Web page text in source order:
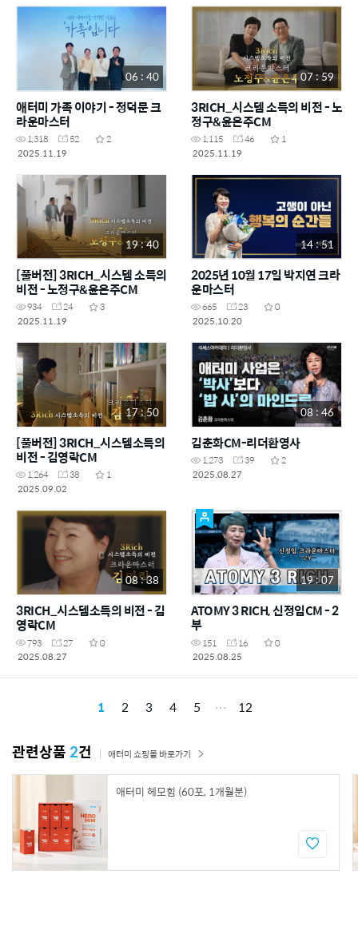
06 : 40
애터미 가족 이야기 - 정덕문 크
라운마스터
1,318 52
2
2025.11.19
07 : 59
3RICH_시스템 소득의 비전 - 노
정구&윤은주CM
1,115 46
1
2025.11.19
19 : 40
[풀버전] 3RICH_시스템 소득의
비전 - 노정구&윤은주CM
934 24
3
2025.11.19
14 : 51
2025년 10월 17일 박지연 크라
운마스터
665 23
0
2025.10.20
17 : 50
[풀버전] 3RICH_시스템소득의
비전 - 김영락CM
1,264 38
1
2025.09.02
08 : 46
김춘화CM-리더환영사
1,273 39
2
2025.08.27
08 : 38
3RICH_시스템소득의 비전 - 김
영락CM
793 27
0
2025.08.27
19 : 07
ATOMY 3 RICH, 신정임CM - 2
부
151 16
0
2025.08.25
1 2 3 4 5 12
관련상품2건 애터미 쇼핑몰 바로가기
애터미 헤모힘 (60포, 1개월분)